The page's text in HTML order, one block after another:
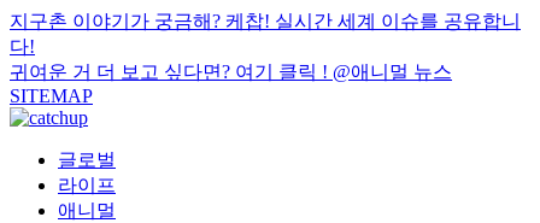
지구촌 이야기가 궁금해? 케찹! 실시간 세계 이슈를 공유합니
다!
귀여운 거 더 보고 싶다면? 여기 클릭 ! @애니멀 뉴스
SITEMAP
글로벌
라이프
애니멀